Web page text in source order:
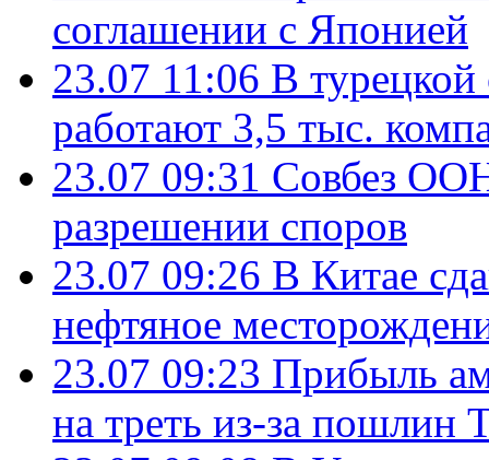
соглашении с Японией
23.07 11:06 В
работают 3,5 тыс.
23.07 09:31 Совбез
разрешении споров
23.07 09:26 В Китае
нефтяное
23.07 09:23 Прибыль
на треть из-за пошлин